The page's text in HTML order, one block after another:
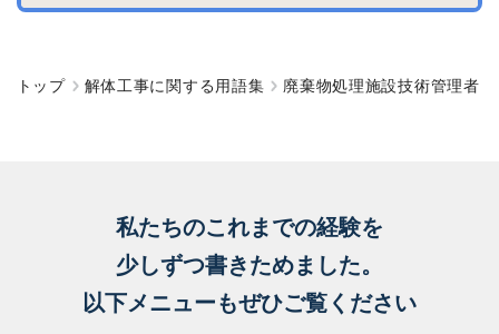
トップ 解体工事に関する用語集 廃棄物処理施設技術管理者
私たちのこれまでの経験を
少しずつ書きためました。
以下メニューもぜひご覧ください